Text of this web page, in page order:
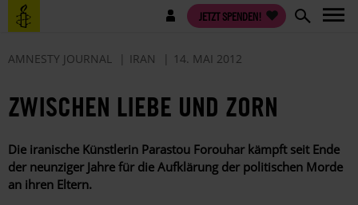
Direkt
zum
Benutzermenü JETZT SPENDEN!
AMNESTY JOURNAL IRAN 14. MAI 2012
ZWISCHEN LIEBE UND ZORN
Die iranische Künstlerin Parastou Forouhar kämpft seit Ende
der neunziger Jahre für die ­Aufklärung der politischen Morde
an ihren Eltern.